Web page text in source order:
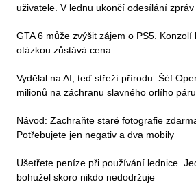
uživatele. V lednu ukončí odesílání
GTA 6 může zvýšit zájem o PS5. Konzolí
otázkou zůstává cena
Vydělal na AI, teď střeží přírodu. Šéf
milionů na záchranu slavného orlího páru
Návod: Zachraňte staré fotografie
Potřebujete jen negativ a dva mobily
Ušetřete peníze při používání lednice.
bohužel skoro nikdo nedodržuje